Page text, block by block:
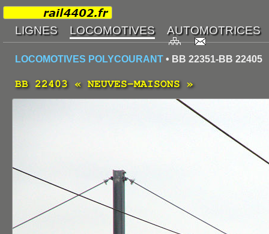
LOCOMOTIVES POLYCOURANT • BB 22351-BB 22405
BB 22403 « NEUVES-MAISONS »